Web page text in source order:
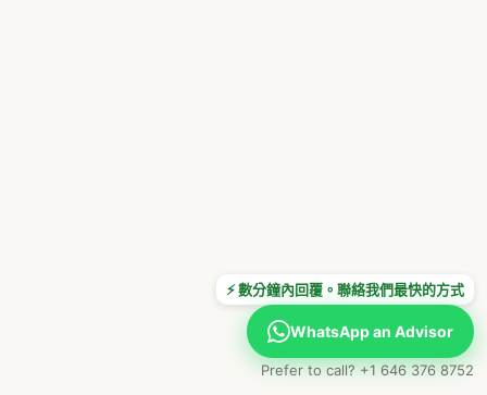
⚡ 數分鐘內回覆。聯絡我們最快的方式
WhatsApp an Advisor
Prefer to call? +1 646 376 8752